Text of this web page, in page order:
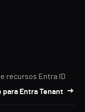
recursos Entra ID
Entra Tenant